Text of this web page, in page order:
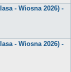
- Wiosna 2026) -
- Wiosna 2026) -